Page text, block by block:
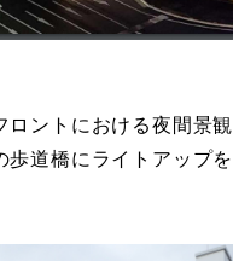
ントにおける夜間景
歩道橋にライトアップ